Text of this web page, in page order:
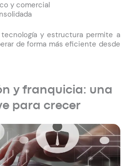
y comercial
y estructura permite a
de forma más eficiente desde
y franquicia: una
para crecer